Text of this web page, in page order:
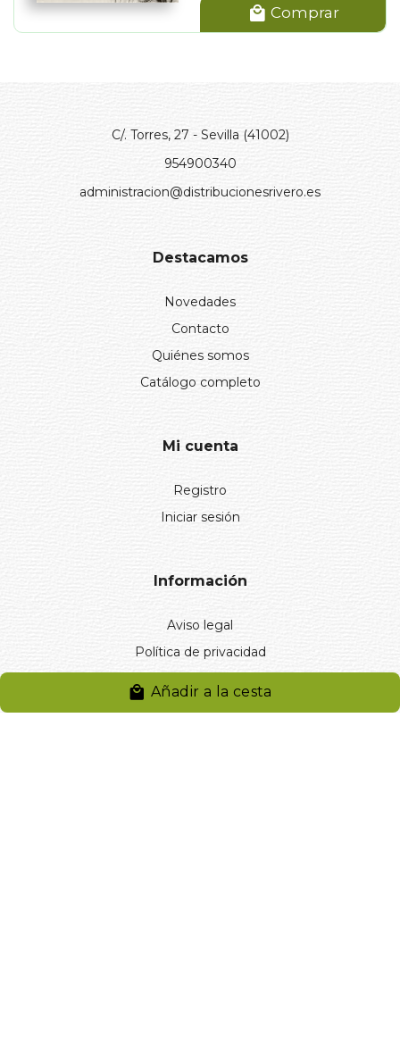
Añadir a la cesta
Comprar
C/. Torres, 27 - Sevilla (41002)
954900340
administracion@distribucionesrivero.es
Destacamos
Novedades
Contacto
Quiénes somos
Catálogo completo
Mi cuenta
Registro
Iniciar sesión
Información
Aviso legal
Política de privacidad